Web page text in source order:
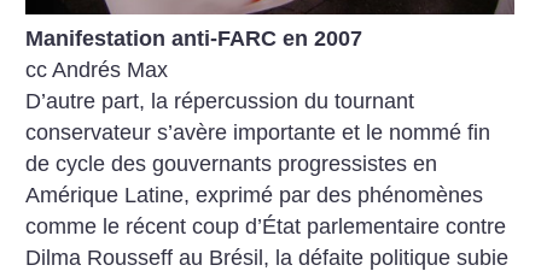
Manifestation anti-FARC en 2007
cc Andrés Max
D’autre part, la répercussion du tournant
conservateur s’avère importante et le nommé fin
de cycle des gouvernants progressistes en
Amérique Latine, exprimé par des phénomènes
comme le récent coup d’État parlementaire contre
Dilma Rousseff au Brésil, la défaite politique subie